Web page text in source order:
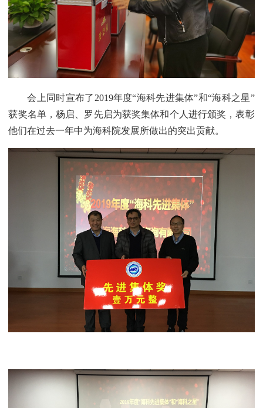
会上同时宣布了2019年度“海科先进集体”和“海科之星”
获奖名单，杨启、罗先启为获奖集体和个人进行颁奖，表彰
他们在过去一年中为海科院发展所做出的突出贡献。